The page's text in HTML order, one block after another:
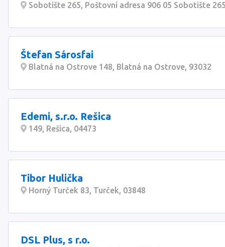
Sobotište 265, Poštovní adresa 906 05 Sobotište
Štefan Sárosfai
Blatná na Ostrove 148, Blatná na Ostrove, 93032
Edemi, s.r.o. Rešica
149, Rešica, 04473
Tibor Hulička
Horný Turček 83, Turček, 03848
DSL Plus, s r.o.